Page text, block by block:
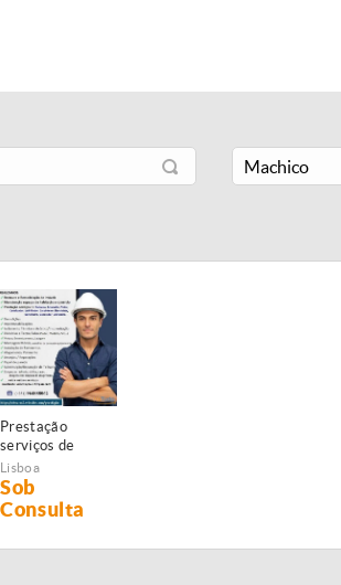
Prestação
serviços de
Manutenção,
Restauro e
Remodelação de
imóveis!
Lisboa
Sob
Consulta